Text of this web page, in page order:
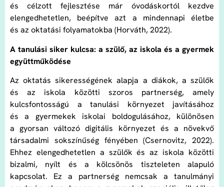
és célzott fejlesztése már óvodáskortól kezdve
elengedhetetlen, beépítve azt a mindennapi életbe
és az oktatási folyamatokba (Horváth, 2022).
A tanulási siker kulcsa: a szülő, az iskola és a gyermek
együttműködése
Az oktatás sikerességének alapja a diákok, a szülők
és az iskola közötti szoros partnerség, amely
kulcsfontosságú a tanulási környezet javításához
és a gyermekek iskolai boldogulásához, különösen
a gyorsan változó digitális környezet és a növekvő
társadalmi sokszínűség fényében (Csernovitz, 2022).
Ehhez elengedhetetlen a szülők és az iskola közötti
bizalmi, nyílt és a kölcsönös tiszteleten alapuló
kapcsolat. Ez a partnerség nemcsak a tanulmányi